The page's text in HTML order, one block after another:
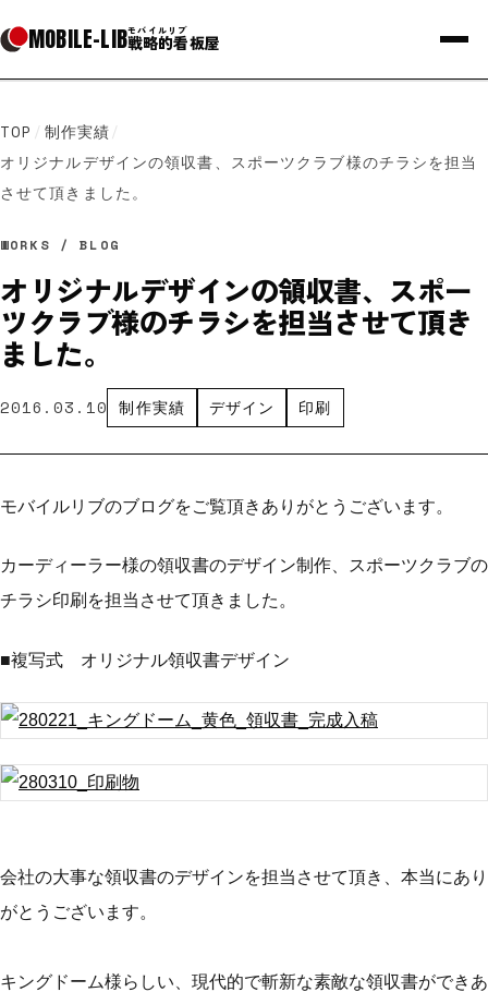
MOBILE-LIBモバイルリブ
戦略的看板屋
TOP / 制作実績/
オリジナルデザインの領収書、スポーツクラブ様のチラシを担当
させて頂きました。
WORKS / BLOG
オリジナルデザインの領収書、スポー
ツクラブ様のチラシを担当させて頂き
ました。
2016.03.10 制作実績 デザイン 印刷
モバイルリブのブログをご覧頂きありがとうございます。
カーディーラー様の領収書のデザイン制作、スポーツクラブの
チラシ印刷を担当させて頂きました。
■複写式 オリジナル領収書デザイン
会社の大事な領収書のデザインを担当させて頂き、本当にあり
がとうございます。
キングドーム様らしい、現代的で斬新な素敵な領収書ができあ